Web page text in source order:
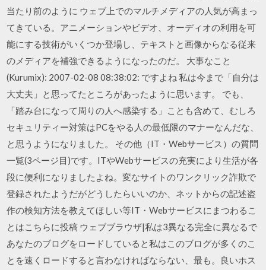
当たり前のように ウェブ上でのマルチメディアの人気が高まっ
てきている。アニメーションやビデオ、オーディオの利用を可
能にする技術がいくつか登場し、テキストと画像からなる従来
のメディアを補強できるようになったのだ。 大事なこと
(Kurumix): 2007-02-08 08:38:02: ですよね 私は今まで「自分は
大丈夫」と思ってたところがあったように思います。 でも、
「踏み台になって周りの人へ感染する」ことも含めて、むしろ
セキュリティー対策はPCをやる人の最低限のマナーなんだな、
と思うようになりました。 その他（IT・Webサービス）の質問
一覧(3ページ目)です。ITやWebサービスの充実により生活が各
段に便利になりましたよね。変なサイトのワンクリック詐欺で
登録されたようだがどうしたらいいのか、ネットからの記述盗
作の検知方法を教えてほしい等IT・Webサービスにまつわるこ
とはこちらに投稿 ウェブブラウザ|私は3異なる完全に異なるで
あなたのブログをロードしていると私はこのブログが多くのこ
とを速くロードすると言わなければならない、最も。良いホス